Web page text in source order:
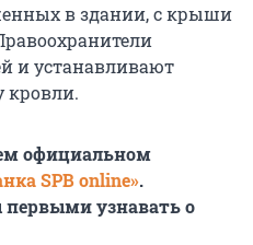
в здании, с крыши
и устанавливают
кровли.
официальном
SPB online».
узнавать о